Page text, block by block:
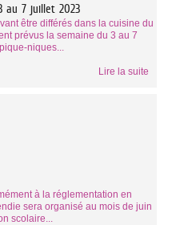
au 7 juillet 2023
être différés dans la cuisine du
prévus la semaine du 3 au 7
niques...
Lire la suite
à la réglementation en
sera organisé au mois de juin
scolaire...